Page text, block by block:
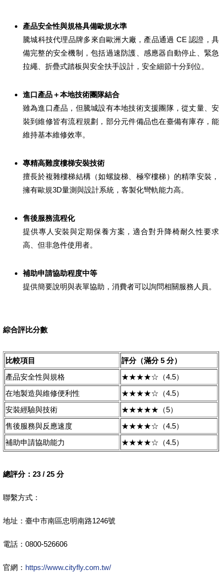
產品安全性與規格具備歐規水準
騰城科技代理品牌多來自歐洲大廠，產品通過 CE 認證，具
備完整的安全機制，包括過速防護、感應器自動停止、緊急
拉繩、折疊式踏板與安全扶手設計，安全細節十分到位。
進口產品＋本地技術團隊結合
雖為進口產品，但騰城設有本地技術支援團隊，從丈量、安
裝到維修皆有流程規劃，部分元件備品也在臺備有庫存，能
維持基本維修效率。
專精高難度樓梯安裝技術
擅長於複雜樓梯結構（如螺旋梯、極窄樓梯）的精準安裝，
擁有歐規3D量測與設計系統，客製化彎軌能力高。
售後服務流程化
提供專人安裝與定期保養方案，適合對升降椅耐久性要求
高、但非急件使用者。
補助申請協助程度中等
提供簡要說明與表單協助，消費者可以詢問相關服務人員。
綜合評比分數
比較項目
評分（滿分 5 分）
產品安全性與規格
★★★★☆（4.5）
在地製造與維修便利性
★★★★☆（4.5）
安裝經驗與技術
★★★★★（5）
售後服務與反應速度
★★★★☆（4.5）
補助申請協助能力
★★★★☆（4.5）
總評分：23 / 25 分
聯繫方式：
地址：臺中市南區忠明南路1246號
電話：0800-526606
官網： https://www.cityfly.com.tw/